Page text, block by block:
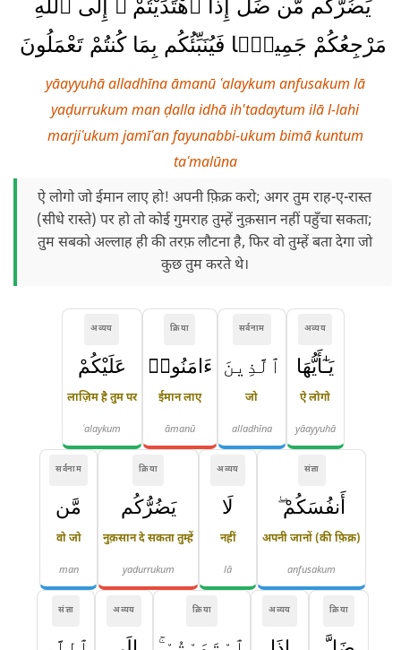
يَضُرُّكُم مَّن ضَلَّ إِذَا ٱهْتَدَيْتُمْ ۚ إِلَى ٱللَّهِ
مَرْجِعُكُمْ جَمِيعًۭا فَيُنَبِّئُكُم بِمَا كُنتُمْ تَعْمَلُونَ
yāayyuhā alladhīna āmanū ʿalaykum anfusakum lā
yaḍurrukum man ḍalla idhā ih'tadaytum ilā l-lahi
marjiʿukum jamīʿan fayunabbi-ukum bimā kuntum
taʿmalūna
ऐ लोगो जो ईमान लाए हो! अपनी फ़िक्र करो; अगर तुम राह-ए-रास्त
(सीधे रास्ते) पर हो तो कोई गुमराह तुम्हें नुक़सान नहीं पहुँचा सकता;
तुम सबको अल्लाह ही की तरफ़ लौटना है, फिर वो तुम्हें बता देगा जो
कुछ तुम करते थे।
अव्यय
يَـٰٓأَيُّهَا
ऐ लोगो
yāayyuhā
सर्वनाम
ٱلَّذِينَ
जो
alladhīna
क्रिया
ءَامَنُوا۟
ईमान लाए
āmanū
अव्यय
عَلَيْكُمْ
लाज़िम है तुम पर
ʿalaykum
संज्ञा
أَنفُسَكُمْ ۖ
अपनी जानों (की फ़िक्र)
anfusakum
अव्यय
لَا
नहीं
lā
क्रिया
يَضُرُّكُم
नुक़सान दे सकता तुम्हें
yaḍurrukum
सर्वनाम
مَّن
वो जो
man
क्रिया
अव्यय
क्रिया
अव्यय
संज्ञा